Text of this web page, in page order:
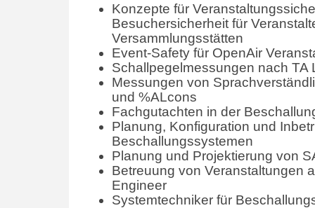
Konzepte für
Besuchersicherheit für
Versammlungsstätten
Event-Safety für OpenAir
Schallpegelmessungen nach TA
Messungen von
und %ALcons
Fachgutachten in der
Planung, Konfiguration und
Beschallungssystemen
Planung und Projektierung von
Betreuung von Veranstaltungen
Engineer
Systemtechniker für